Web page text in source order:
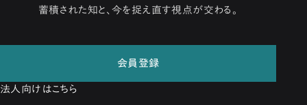
蓄積された知と、今を捉え直す視点が交わる。
会員登録
法人向けはこちら